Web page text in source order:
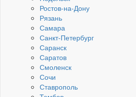
Ростов-на-Дону
Рязань
Самара
Санкт-Петербург
Саранск
Саратов
Смоленск
Сочи
Ставрополь